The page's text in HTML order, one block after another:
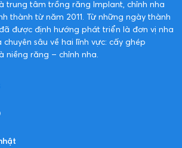
trung tâm trồng răng Implant, chỉnh nha
thành từ năm 2011. Từ những ngày thành
được định hướng phát triển là đơn vị nha
sâu về hai lĩnh vực: cấy ghép
niềng răng – chỉnh nha.